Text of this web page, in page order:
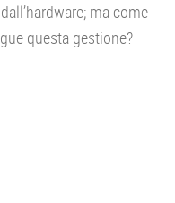
ma come
questa gestione?